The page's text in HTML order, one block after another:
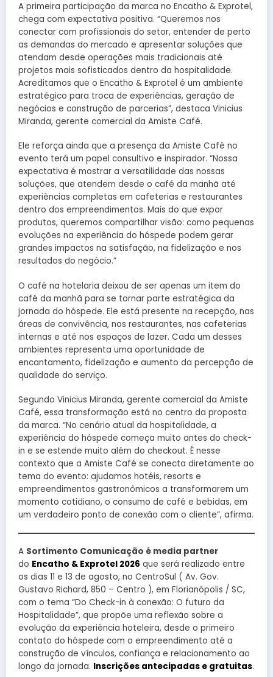
A primeira participação da marca no Encatho & Exprotel,
chega com expectativa positiva. “Queremos nos
conectar com profissionais do setor, entender de perto
as demandas do mercado e apresentar soluções que
atendam desde operações mais tradicionais até
projetos mais sofisticados dentro da hospitalidade.
Acreditamos que o Encatho & Exprotel é um ambiente
estratégico para troca de experiências, geração de
negócios e construção de parcerias”, destaca Vinicius
Miranda, gerente comercial da Amiste Café.
Ele reforça ainda que a presença da Amiste Café no
evento terá um papel consultivo e inspirador. “Nossa
expectativa é mostrar a versatilidade das nossas
soluções, que atendem desde o café da manhã até
experiências completas em cafeterias e restaurantes
dentro dos empreendimentos. Mais do que expor
produtos, queremos compartilhar visão: como pequenas
evoluções na experiência do hóspede podem gerar
grandes impactos na satisfação, na fidelização e nos
resultados do negócio.”
O café na hotelaria deixou de ser apenas um item do
café da manhã para se tornar parte estratégica da
jornada do hóspede. Ele está presente na recepção, nas
áreas de convivência, nos restaurantes, nas cafeterias
internas e até nos espaços de lazer. Cada um desses
ambientes representa uma oportunidade de
encantamento, fidelização e aumento da percepção de
qualidade do serviço.
Segundo Vinicius Miranda, gerente comercial da Amiste
Café, essa transformação está no centro da proposta
da marca. “No cenário atual da hospitalidade, a
experiência do hóspede começa muito antes do check-
in e se estende muito além do checkout. É nesse
contexto que a Amiste Café se conecta diretamente ao
tema do evento: ajudamos hotéis, resorts e
empreendimentos gastronômicos a transformarem um
momento cotidiano, o consumo de café e bebidas, em
um verdadeiro ponto de conexão com o cliente”, afirma.
A Sortimento Comunicação é media partner
do Encatho & Exprotel 2026 que será realizado entre
os dias 11 e 13 de agosto, no CentroSul ( Av. Gov.
Gustavo Richard, 850 – Centro ), em Florianópolis / SC,
com o tema “Do Check-in à conexão: O futuro da
Hospitalidade”, que propõe uma reflexão sobre a
evolução da experiência hoteleira, desde o primeiro
contato do hóspede com o empreendimento até a
construção de vínculos, confiança e relacionamento ao
longo da jornada. Inscrições antecipadas e gratuitas.